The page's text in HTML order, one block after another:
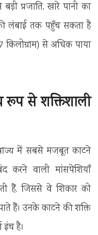
प्रजाति, खारे पानी का
लंबाई तक पहुँच सकता है
से अधिक पाया
से शक्तिशाली
में सबसे मजबूत काटने
वाली मांसपेशियाँ
हैं, जिससे वे शिकार को
हैं। उनके काटने की शक्ति
इंच है।